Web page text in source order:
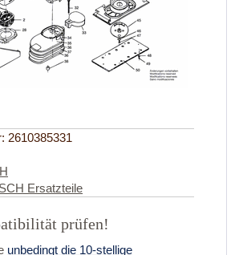
2610385331
Ersatzteile
prüfen!
unbedingt die 10-stellige